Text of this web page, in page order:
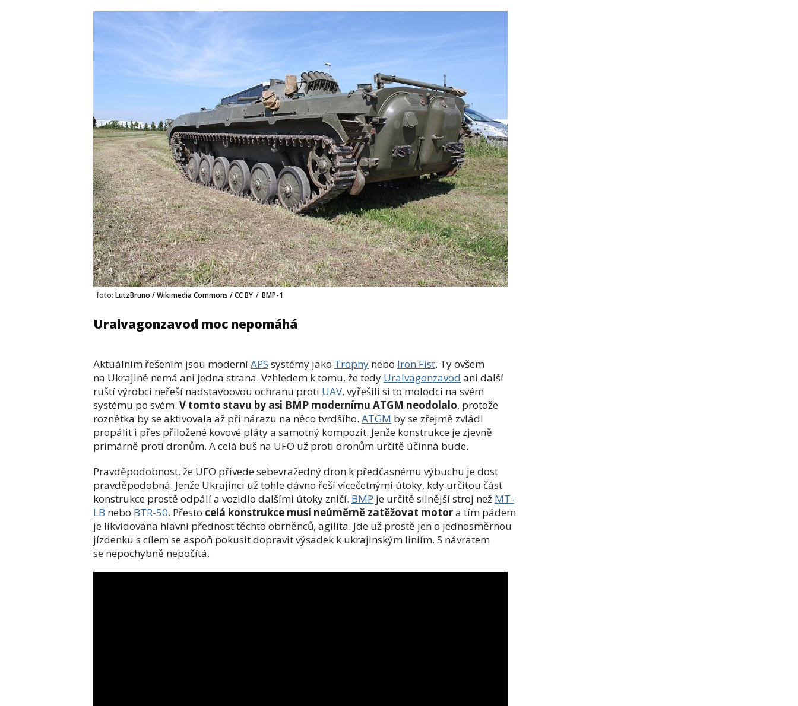
foto: LutzBruno / Wikimedia Commons / CC BY / BMP-1
Uralvagonzavod moc nepomáhá
Aktuálním řešením jsou moderníAPS systémy jako Trophy nebo Iron Fist. Ty ovšem
na Ukrajině nemá ani jedna strana. Vzhledem k tomu, že tedy Uralvagonzavod ani další
ruští výrobci neřeší nadstavbovou ochranu proti UAV, vyřešili si to molodci na svém
systému po svém. V tomto stavu by asi BMP modernímu ATGM neodolalo, protože
roznětka by se aktivovala až při nárazu na něco tvrdšího. ATGM by se zřejmě zvládl
propálit i přes přiložené kovové pláty a samotný kompozit. Jenže konstrukce je zjevně
primárně proti dronům. A celá buš na UFO už proti dronům určitě účinná bude.
Pravděpodobnost, že UFO přivede sebevražedný dron k předčasnému výbuchu je dost
pravděpodobná. Jenže Ukrajinci už tohle dávno řeší vícečetnými útoky, kdy určitou část
konstrukce prostě odpálí a vozidlo dalšími útoky zničí. BMP je určitě silnější stroj než MT-
LB nebo BTR-50. Přesto celá konstrukce musí neúměrně zatěžovat motora tím pádem
je likvidována hlavní přednost těchto obrněnců, agilita. Jde už prostě jen o jednosměrnou
jízdenku s cílem se aspoň pokusit dopravit výsadek k ukrajinským liniím. S návratem
se nepochybně nepočítá.